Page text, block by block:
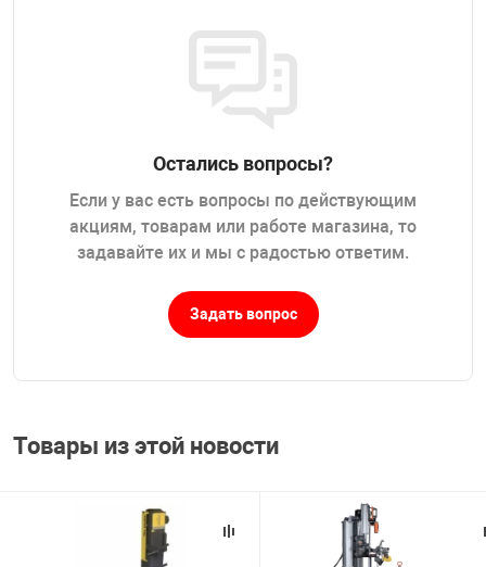
Остались вопросы?
Если у вас есть вопросы по действующим
акциям, товарам или работе магазина, то
задавайте их и мы с радостью ответим.
Задать вопрос
Товары из этой новости